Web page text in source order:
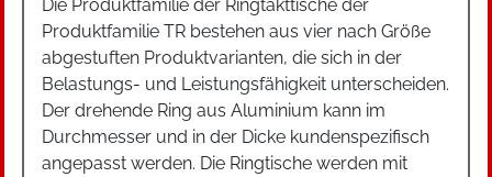
Die Produktfamilie der Ringtakttische der
Produktfamilie TR bestehen aus vier nach Größe
abgestuften Produktvarianten, die sich in der
Belastungs- und Leistungsfähigkeit unterscheiden.
Der drehende Ring aus Aluminium kann im
Durchmesser und in der Dicke kundenspezifisch
angepasst werden. Die Ringtische werden mit